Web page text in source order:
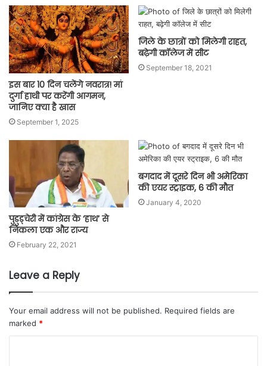
इस बार 10 दिन चलेंगे नवरात्र! मां
दुर्गा हाथी पर करेंगी आगमन,
जानिए क्या है खास
September 1, 2025
जिले के छात्रों को मिलेगी राहत,
बढ़ेगी कॉलेज में सीट
September 18, 2021
पुडुड्चेरी में कांग्रेस के ‘हाथ’ से
निकला एक और राज्य
February 22, 2021
बगदाद में दूसरे दिन भी अमेरिका
की एयर स्ट्राइक, 6 की मौत
January 4, 2020
Leave a Reply
Your email address will not be published. Required fields are
marked *